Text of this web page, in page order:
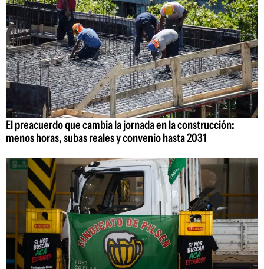
El preacuerdo que cambia la jornada en la construcción:
menos horas, subas reales y convenio hasta 2031